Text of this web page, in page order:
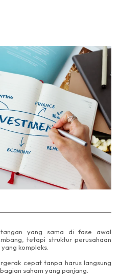
yang sama di fase awal
tetapi struktur perusahaan
kompleks.
cepat tanpa harus langsung
saham yang panjang.